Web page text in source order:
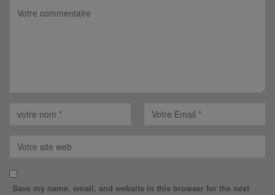
Save my name, email, and website in this browser for the next